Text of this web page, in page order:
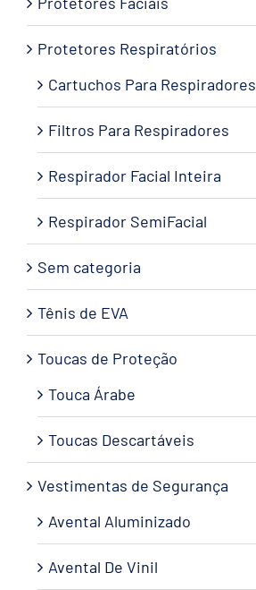
Protetores Respiratórios
Cartuchos Para Respiradores
Filtros Para Respiradores
Respirador Facial Inteira
Respirador SemiFacial
Sem categoria
Tênis de EVA
Toucas de Proteção
Touca Árabe
Toucas Descartáveis
Vestimentas de Segurança
Avental Aluminizado
Avental De Vinil